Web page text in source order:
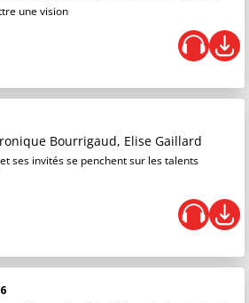
une vision
Bourrigaud, Elise Gaillard
ses invités se penchent sur les talents